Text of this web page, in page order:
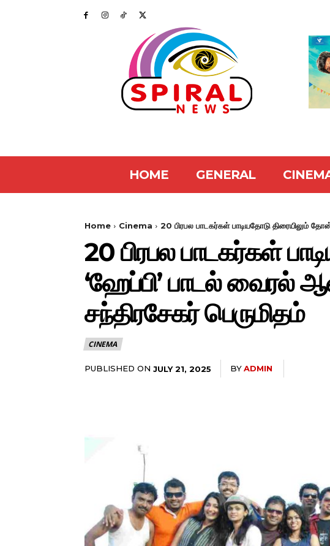
HOME GENERAL
Home Cinema 20 பிரபல பாடகர்கள் பாடியதோடு திரையிலும்
20 பிரபல பாடகர்கள்
‘ஹேப்பி’ பாடல் வைரல்
சந்திரசேகர் பெருமிதம்
CINEMA
PUBLISHED ON JULY 21, 2025 BYADMIN